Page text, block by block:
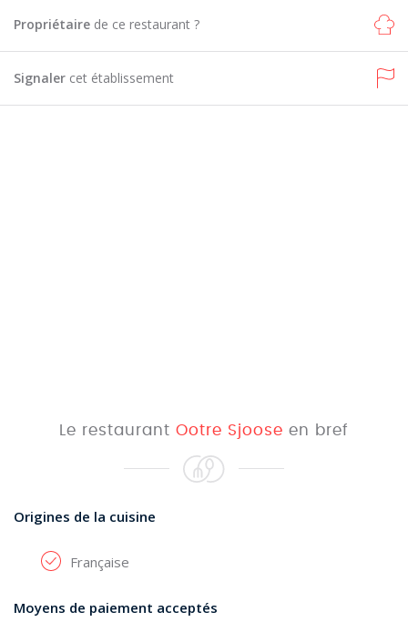
Propriétaire de ce restaurant ?
Signaler cet établissement
Le restaurant Ootre Sjoose en bref
Origines de la cuisine
Française
Moyens de paiement acceptés